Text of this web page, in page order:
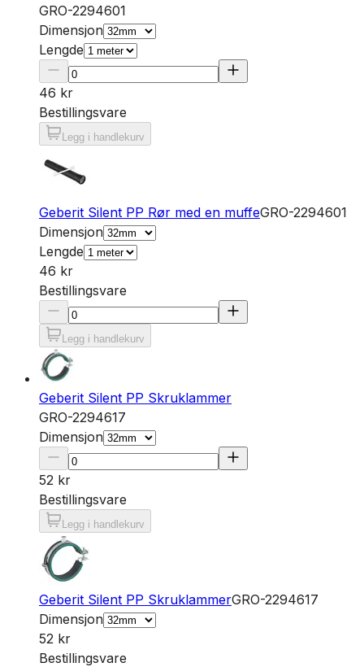
GRO-2294601
Dimensjon
Lengde
46 kr
Bestillingsvare
Legg i handlekurv
Geberit Silent PP Rør med en muffeGRO-2294601
Dimensjon
Lengde
46 kr
Bestillingsvare
Legg i handlekurv
Geberit Silent PP Skruklammer
GRO-2294617
Dimensjon
52 kr
Bestillingsvare
Legg i handlekurv
Geberit Silent PP SkruklammerGRO-2294617
Dimensjon
52 kr
Bestillingsvare